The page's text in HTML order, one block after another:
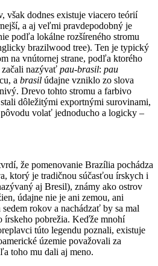
však dodnes existuje viacero teórií
a aj veľmi pravdepodobný je
podľa lokálne rozšíreného stromu
brazilwood tree). Ten je typický
na vnútornej strane, podľa ktorého
nazývať pau-brasil: pau
a brasil údajne vzniklo zo slova
Drevo tohto stromu a farbivo
dôležitými exportnými surovinami,
volať jednoducho a logicky –
že pomenovanie Brazília pochádza
ktorý je tradičnou súčasťou írskych i
aj Bresil), známy ako ostrov
údajne nie je ani zemou, ani
rokov a nachádzať by sa mal
írskeho pobrežia. Keďže mnohí
túto legendu poznali, existuje
územie považovali za
toho mu dali aj meno.